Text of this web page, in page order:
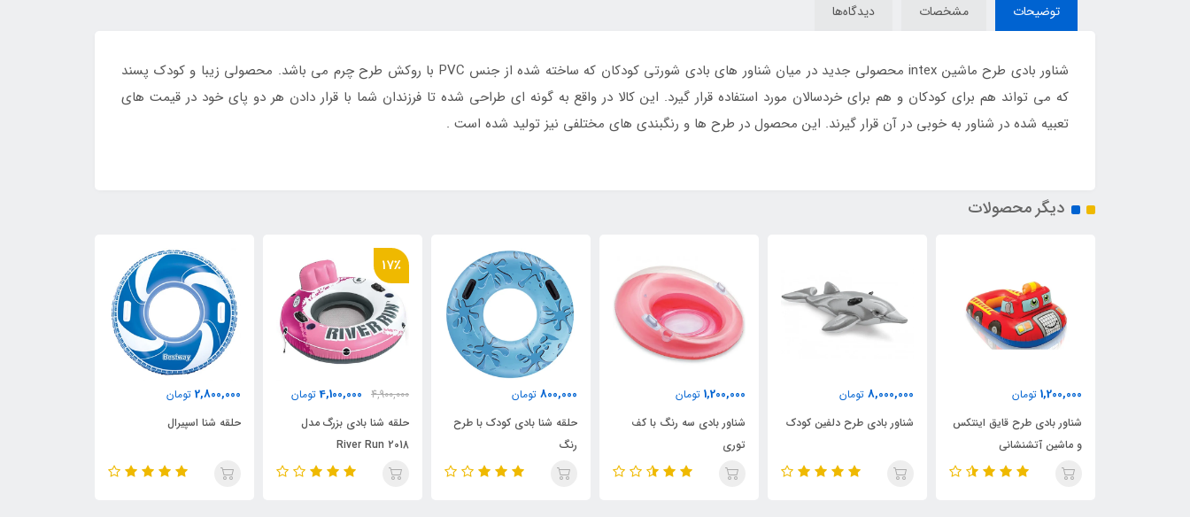
توضیحات مشخصات دیدگاه‌ها
شناور بادی طرح ماشین intex محصولی جدید در میان شناور های بادی شورتی کودکان که ساخته شده از جنس PVC با روکش طرح چرم می باشد. محصولی زیبا و کودک پسند
که می تواند هم برای کودکان و هم برای خردسالان مورد استفاده قرار گیرد. این کالا در واقع به گونه ای طراحی شده تا فرزندان شما با قرار دادن هر دو پای خود در قیمت های
تعبیه شده در شناور به خوبی در آن قرار گیرند. این محصول در طرح ها و رنگبندی های مختلفی نیز تولید شده است .
دیگر محصولات
1,200,000 تومان
شناور بادی طرح قایق اینتکس
و ماشین آتشنشانی
8,000,000 تومان
شناور بادی طرح دلفین کودک
1,200,000 تومان
شناور بادی سه رنگ با کف
توری
800,000 تومان
حلقه شنا بادی کودک با طرح
رنگ
17٪
4,900,000
4,100,000 تومان
حلقه شنا بادی بزرگ مدل
River Run 2018
2,800,000 تومان
حلقه شنا اسپیرال